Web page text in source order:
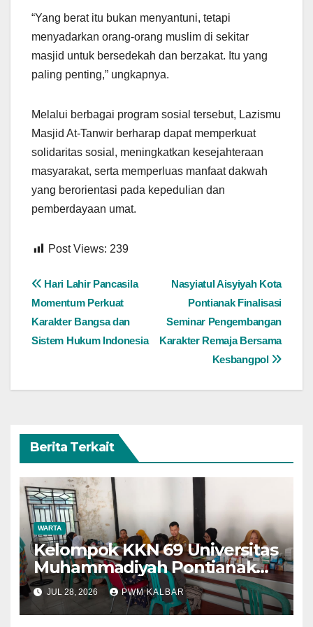
“Yang berat itu bukan menyantuni, tetapi
menyadarkan orang-orang muslim di sekitar
masjid untuk bersedekah dan berzakat. Itu yang
paling penting,” ungkapnya.
Melalui berbagai program sosial tersebut, Lazismu
Masjid At-Tanwir berharap dapat memperkuat
solidaritas sosial, meningkatkan kesejahteraan
masyarakat, serta memperluas manfaat dakwah
yang berorientasi pada kepedulian dan
pemberdayaan umat.
Post Views: 239
Navigasi
pos
Nasyiatul Aisyiyah Kota
Pontianak Finalisasi
Seminar Pengembangan
Karakter Remaja Bersama
Kesbangpol
Hari Lahir Pancasila
Momentum Perkuat
Karakter Bangsa dan
Sistem Hukum Indonesia
Berita Terkait
WARTA
Kelompok KKN 69 Universitas
Muhammadiyah Pontianak
Dibagi Dua Tim, Cat
Bangunan dan Dampingi
Pelayanan Posyandu Lansia
JUL 28, 2026 PWM KALBAR